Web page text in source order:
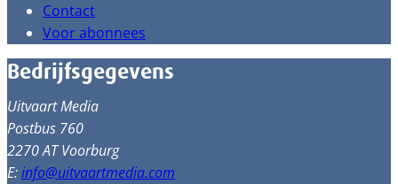
Contact
Voor abonnees
Bedrijfsgegevens
Uitvaart Media
Postbus 760
2270 AT Voorburg
E:info@uitvaartmedia.com